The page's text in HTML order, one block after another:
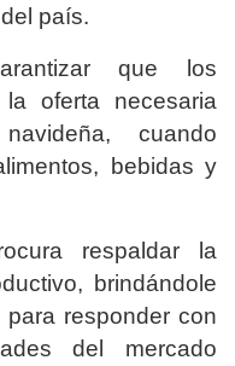
país.
que los
la oferta necesaria
cuando
bebidas y
respaldar la
brindándole
responder con
del mercado